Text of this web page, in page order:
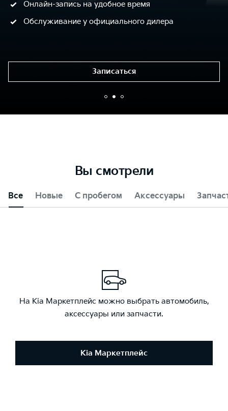
Онлайн-запись на удобное время
Обслуживание у официального дилера
Записаться
Вы смотрели
Все Новые С пробегом Аксессуары
На Kia Маркетплейс можно выбрать автомобиль,
аксессуары или запчасти.
Kia Маркетплейс